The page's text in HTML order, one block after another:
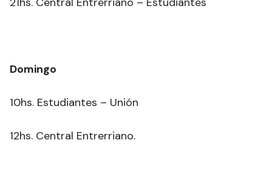
Domingo
10hs. Estudiantes – Unión
12hs. Central Entrerriano.